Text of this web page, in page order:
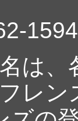
は、
レ